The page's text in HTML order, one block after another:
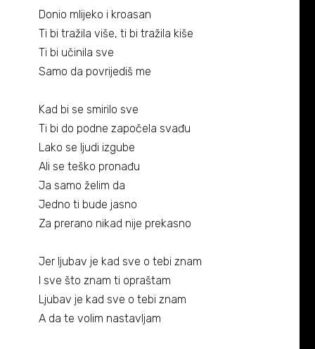
Partneri
Kontakt
Donio mlijeko i kroasan
Ti bi tražila više, ti bi tražila kiše
Ti bi učinila sve
Samo da povrijediš me
Kad bi se smirilo sve
Ti bi do podne započela svađu
Lako se ljudi izgube
Ali se teško pronađu
Ja samo želim da
Jedno ti bude jasno
Za prerano nikad nije prekasno
Jer ljubav je kad sve o tebi znam
I sve što znam ti opraštam
Ljubav je kad sve o tebi znam
A da te volim nastavljam